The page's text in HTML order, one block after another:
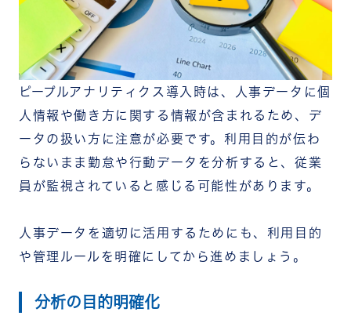
ピープルアナリティクス導入時は、人事データに個
人情報や働き方に関する情報が含まれるため、デ
ータの扱い方に注意が必要です。 利用目的が伝わ
らないまま勤怠や行動データを分析すると、従業
員が監視されていると感じる可能性があります。
人事データを適切に活用するためにも、利用目的
や管理ルールを明確にしてから進めましょう。
分析の目的明確化